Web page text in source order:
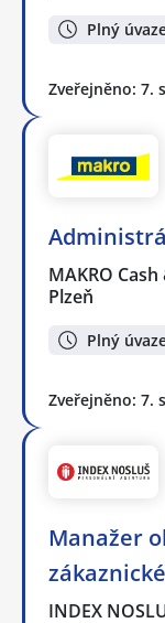
Plný
Zveřejněno: 7.
MAKRO
Plzeň
Plný
Zveřejněno: 7.
Manažer
INDEX